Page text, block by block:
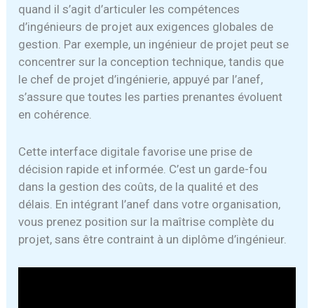
quand il s’agit d’articuler les compétences
d’ingénieurs de projet aux exigences globales de
gestion. Par exemple, un ingénieur de projet peut se
concentrer sur la conception technique, tandis que
le chef de projet d’ingénierie, appuyé par l’anef,
s’assure que toutes les parties prenantes évoluent
en cohérence.
Cette interface digitale favorise une prise de
décision rapide et informée. C’est un garde-fou
dans la gestion des coûts, de la qualité et des
délais. En intégrant l’anef dans votre organisation,
vous prenez position sur la maîtrise complète du
projet, sans être contraint à un diplôme d’ingénieur.